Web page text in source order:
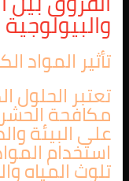
والبيولوجية
تأثير المواد
تعتبر الحلول
مكافحة
على البيئة
استخدام
تلوث المياه